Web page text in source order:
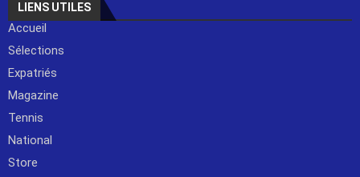
LIENS UTILES
Accueil
Sélections
Expatriés
Magazine
Tennis
National
Store